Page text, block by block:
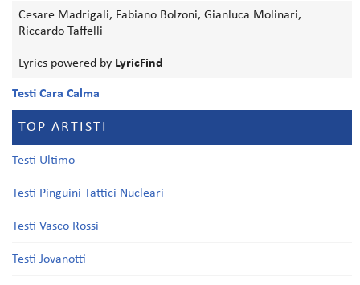
Cesare Madrigali, Fabiano Bolzoni, Gianluca Molinari,
Riccardo Taffelli
Lyrics powered by LyricFind
Testi Cara Calma
TOP ARTISTI
Testi Ultimo
Testi Pinguini Tattici Nucleari
Testi Vasco Rossi
Testi Jovanotti